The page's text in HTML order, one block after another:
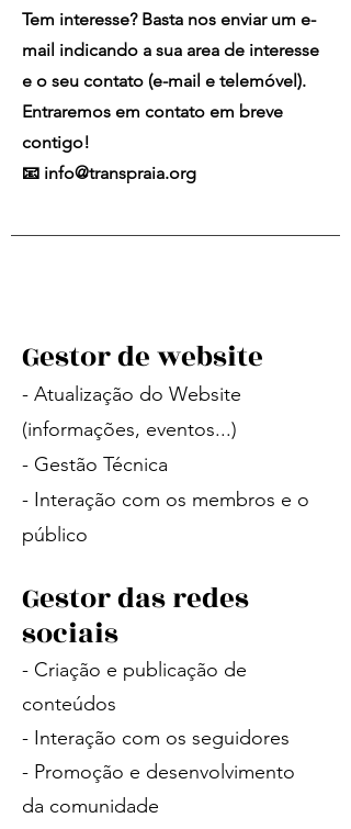
Tem interesse? Basta nos enviar um e-
mail indicando a sua area de interesse
e o seu contato (e-mail e telemóvel).
Entraremos em contato em breve
contigo!
📧 info@transpraia.org
Gestor de website
- Atualização do Website
(informações, eventos...)
- Gestão Técnica
- Interação com os membros e o
público
Gestor das redes
sociais
- Criação e publicação de
conteúdos
- Interação com os seguidores
- Promoção e desenvolvimento
da comunidade